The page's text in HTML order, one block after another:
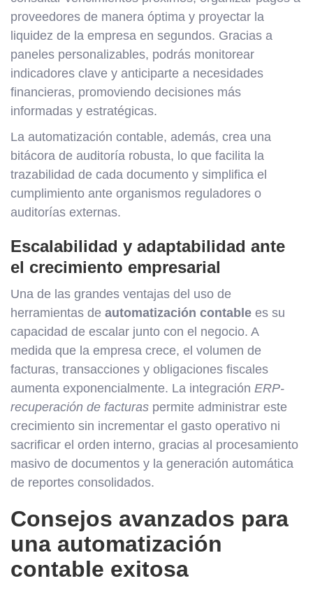
proveedores de manera óptima y proyectar la
liquidez de la empresa en segundos. Gracias a
paneles personalizables, podrás monitorear
indicadores clave y anticiparte a necesidades
financieras, promoviendo decisiones más
informadas y estratégicas.
La automatización contable, además, crea una
bitácora de auditoría robusta, lo que facilita la
trazabilidad de cada documento y simplifica el
cumplimiento ante organismos reguladores o
auditorías externas.
Escalabilidad y adaptabilidad ante
el crecimiento empresarial
Una de las grandes ventajas del uso de
herramientas de automatización contable es su
capacidad de escalar junto con el negocio. A
medida que la empresa crece, el volumen de
facturas, transacciones y obligaciones fiscales
aumenta exponencialmente. La integración ERP-
recuperación de facturas permite administrar este
crecimiento sin incrementar el gasto operativo ni
sacrificar el orden interno, gracias al procesamiento
masivo de documentos y la generación automática
de reportes consolidados.
Consejos avanzados para
una automatización
contable exitosa